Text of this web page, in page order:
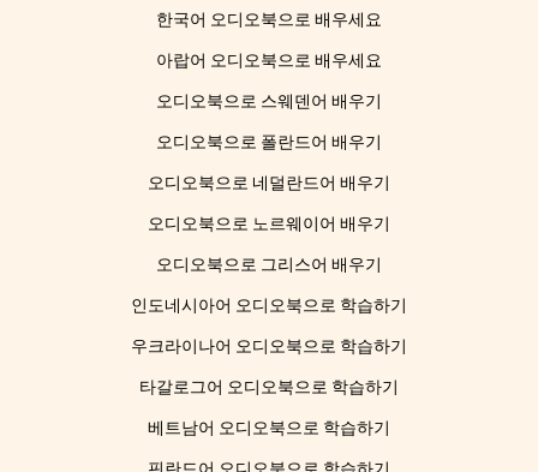
한국어 오디오북으로 배우세요
아랍어 오디오북으로 배우세요
오디오북으로 스웨덴어 배우기
오디오북으로 폴란드어 배우기
오디오북으로 네덜란드어 배우기
오디오북으로 노르웨이어 배우기
오디오북으로 그리스어 배우기
인도네시아어 오디오북으로 학습하기
우크라이나어 오디오북으로 학습하기
타갈로그어 오디오북으로 학습하기
베트남어 오디오북으로 학습하기